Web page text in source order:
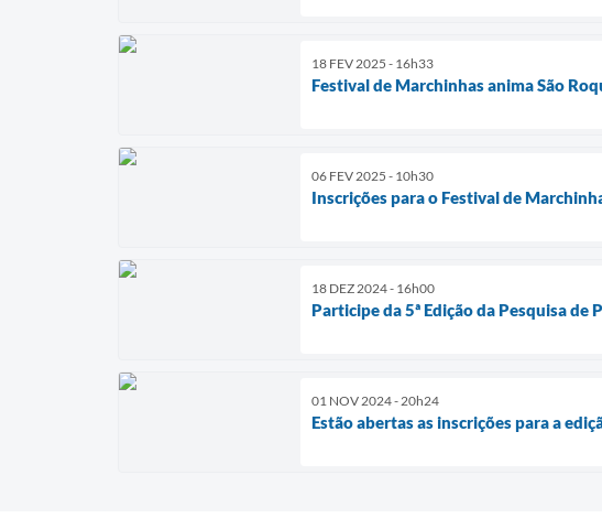
18 FEV 2025 - 16h33
Festival de Marchinhas anima São
06 FEV 2025 - 10h30
Inscrições para o Festival de
18 DEZ 2024 - 16h00
Participe da 5ª Edição da Pesquisa de
01 NOV 2024 - 20h24
Estão abertas as inscrições para a